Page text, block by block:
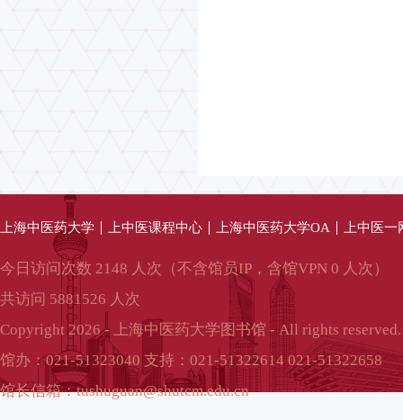
上海中医药大学 上中医课程中心 上海中医药大学OA 上中医
今日访问次数 2148 人次（不含馆员IP，含馆VPN 0 人次）
共访问 5881526 人次
Copyright 2026 - 上海中医药大学图书馆 - All rights reserved.
馆办：021-51323040 支持：021-51322614 021-51322658
馆长信箱：tushuguan@shutcm.edu.cn